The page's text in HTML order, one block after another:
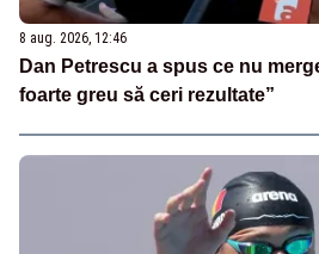
8 aug. 2026, 12:46
Dan Petrescu a spus ce nu
foarte greu să ceri rezultate”